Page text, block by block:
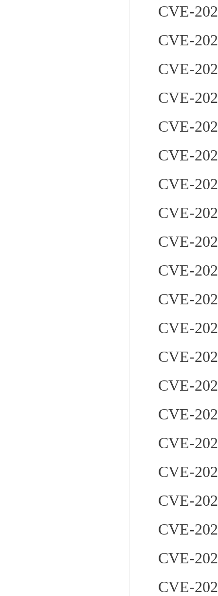
CVE-
CVE-
CVE-
CVE-
CVE-
CVE-
CVE-
CVE-
CVE-
CVE-
CVE-
CVE-
CVE-
CVE-
CVE-
CVE-
CVE-
CVE-
CVE-
CVE-
CVE-